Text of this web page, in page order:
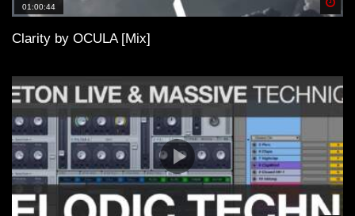
By Klaüs.
Dub techno mix – KRIS DUBINSKY –
Muzaikfm 019
01:00:44
Clarity by OCULA [Mix]